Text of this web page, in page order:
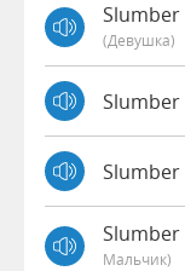
(девушка)
Slumber
Slumber
Мальчик)